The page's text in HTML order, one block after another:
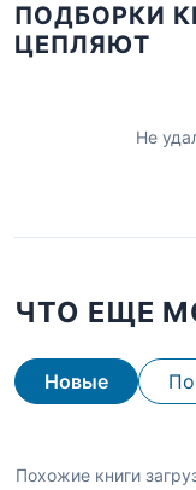
ПОДБОРКИ
ЦЕПЛЯЮТ
Не
ЧТО ЕЩЕ
Новые
Похожие книги